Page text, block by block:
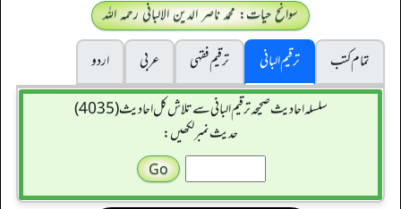
سوانح حیات: محمد ناصر الدین الالبانی رحمہ اللہ
تمام کتب
ترقیم البانی ترقيم فقہی عربی
اردو
سلسله احاديث صحيحه ترقیم البانی سے تلاش کل احادیث (4035)
حدیث نمبر لکھیں: